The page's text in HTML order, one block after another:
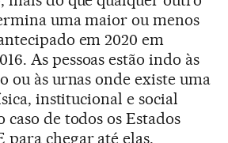
uma maior ou menos
em 2020 em
As pessoas estão indo às
ou às urnas onde existe uma
institucional e social
caso de todos os Estados
para chegar até elas,